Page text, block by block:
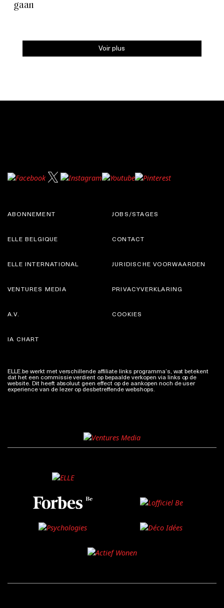
gaan
Voir plus
ABONNEMENT
ELLE BELGIQUE
JOBS/STAGES
CONTACT
ELLE INTERNATIONAL
VENTURES MEDIA
JURIDISCHE VOORWAARDEN
PRIVACYVERKLARING
A.V.
IA CHART
COOKIES
ELLE.be werkt met verschillende affiliate links programma’s, wat betekent
dat het een commissie verdient op bepaalde verkopen via links op de
website. Dit heeft absoluut geen effect op de aankopen noch de user
experience van de lezer op desbetreffende webshops.